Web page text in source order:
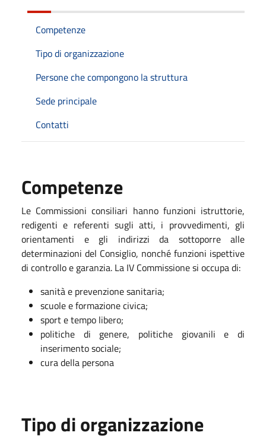
Competenze
Tipo di organizzazione
Persone che compongono la struttura
Sede principale
Contatti
Competenze
Le Commissioni consiliari hanno funzioni istruttorie,
redigenti e referenti sugli atti, i provvedimenti, gli
orientamenti e gli indirizzi da sottoporre alle
determinazioni del Consiglio, nonché funzioni ispettive
di controllo e garanzia. La IV Commissione si occupa di:
sanità e prevenzione sanitaria;
scuole e formazione civica;
sport e tempo libero;
politiche di genere, politiche giovanili e di
inserimento sociale;
cura della persona
Tipo di organizzazione